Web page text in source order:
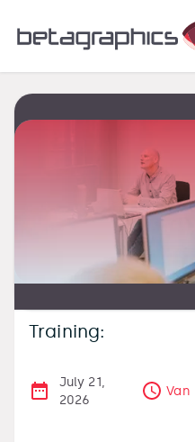
Training:
July 21,
2026
Van